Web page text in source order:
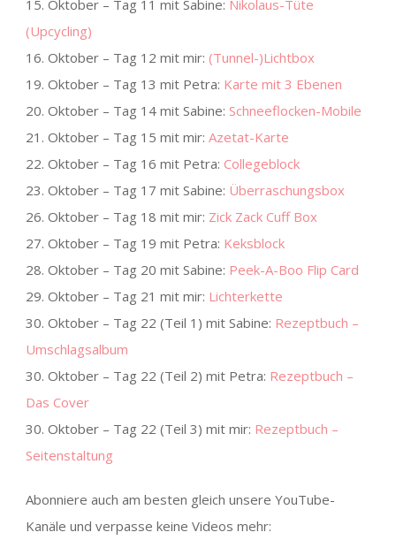
15. Oktober – Tag 11 mit Sabine: Nikolaus-Tüte
(Upcycling)
16. Oktober – Tag 12 mit mir: (Tunnel-)Lichtbox
19. Oktober – Tag 13 mit Petra: Karte mit 3 Ebenen
20. Oktober – Tag 14 mit Sabine: Schneeflocken-Mobile
21. Oktober – Tag 15 mit mir: Azetat-Karte
22. Oktober – Tag 16 mit Petra: Collegeblock
23. Oktober – Tag 17 mit Sabine: Überraschungsbox
26. Oktober – Tag 18 mit mir: Zick Zack Cuff Box
27. Oktober – Tag 19 mit Petra: Keksblock
28. Oktober – Tag 20 mit Sabine: Peek-A-Boo Flip Card
29. Oktober – Tag 21 mit mir: Lichterkette
30. Oktober – Tag 22 (Teil 1) mit Sabine: Rezeptbuch –
Umschlagsalbum
30. Oktober – Tag 22 (Teil 2) mit Petra: Rezeptbuch –
Das Cover
30. Oktober – Tag 22 (Teil 3) mit mir: Rezeptbuch –
Seitenstaltung
Abonniere auch am besten gleich unsere YouTube-
Kanäle und verpasse keine Videos mehr: